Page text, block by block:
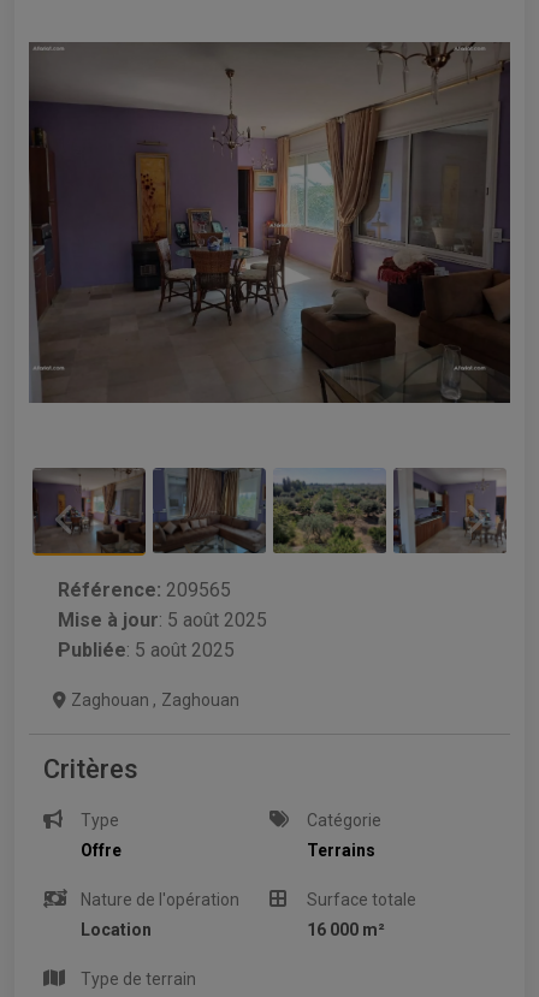
Référence: 209565
Mise à jour: 5 août 2025
Publiée: 5 août 2025
Zaghouan , Zaghouan
Critères
Type
Offre
Catégorie
Terrains
Nature de l'opération
Location
Surface totale
16 000 m²
Type de terrain